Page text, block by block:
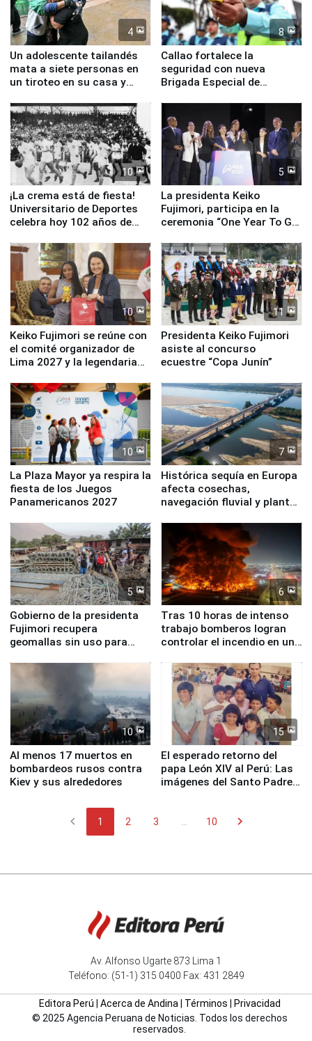
4
Un adolescente tailandés
mata a siete personas en
un tiroteo en su casa y
8
Callao fortalece la
seguridad con nueva
Brigada Especial de
equipamiento para
Serenazgo
10
¡La crema está de fiesta!
Universitario de Deportes
celebra hoy 102 años de
5
La presidenta Keiko
Fujimori, participa en la
ceremonia “One Year To Go
10
Keiko Fujimori se reúne con
el comité organizador de
Lima 2027 y la legendaria
11
Presidenta Keiko Fujimori
asiste al concurso
ecuestre “Copa Junín”
10
La Plaza Mayor ya respira la
fiesta de los Juegos
Panamericanos 2027
7
Histórica sequía en Europa
afecta cosechas,
navegación fluvial y plantas
5
Gobierno de la presidenta
Fujimori recupera
geomallas sin uso para
Fenómeno El Niño
6
Tras 10 horas de intenso
trabajo bomberos logran
controlar el incendio en una
de Chile
10
Al menos 17 muertos en
bombardeos rusos contra
Kiev y sus alrededores
15
El esperado retorno del
papa León XIV al Perú: Las
imágenes del Santo Padre
chevron_left 1 2 3 10 chevron_right
Av. Alfonso Ugarte 873 Lima 1
Teléfono: (51-1) 315 0400 Fax: 431 2849
Editora Perú Acerca de Andina Términos
Privacidad
© 2025 Agencia Peruana de Noticias. Todos los derechos
reservados.